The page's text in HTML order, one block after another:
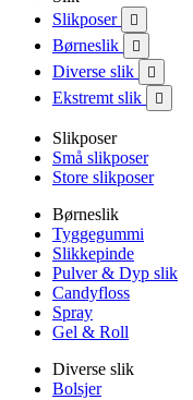
Slikposer

Børneslik 
Diverse slik 
Ekstremt slik 
Slikposer
Små slikposer
Store slikposer
Børneslik
Tyggegummi
Slikkepinde
Pulver & Dyp slik
Candyfloss
Spray
Gel & Roll
Diverse slik
Bolsjer